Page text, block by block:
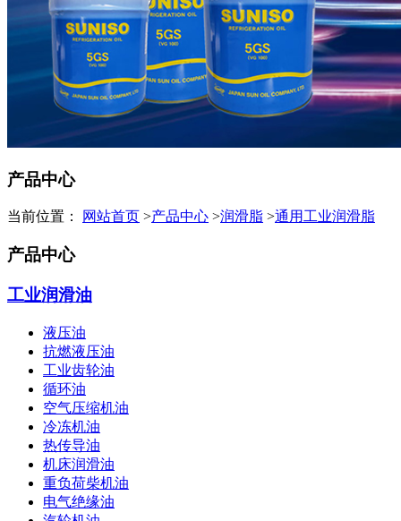
产品中心
当前位置： 网站首页 >产品中心 >润滑脂 >通用工业润滑脂
产品中心
工业润滑油
液压油
抗燃液压油
工业齿轮油
循环油
空气压缩机油
冷冻机油
热传导油
机床润滑油
重负荷柴机油
电气绝缘油